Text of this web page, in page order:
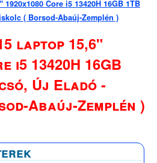
Core i5 13420H 16GB 1TB
( Borsod-Abaúj-Zemplén )
laptop 15,6"
i5 13420H 16GB
Új Eladó -
Abaúj-Zemplén )